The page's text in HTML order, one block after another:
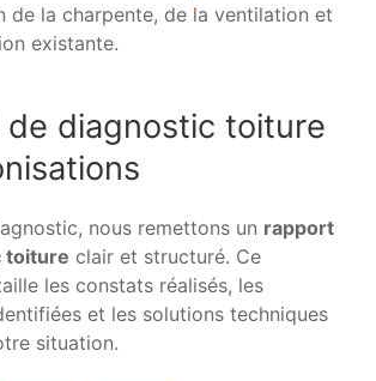
de la charpente, de la ventilation et
existante.
de diagnostic toiture
nous remettons un rapport
toiture clair et structuré. Ce
les constats réalisés, les
et les solutions techniques
situation.